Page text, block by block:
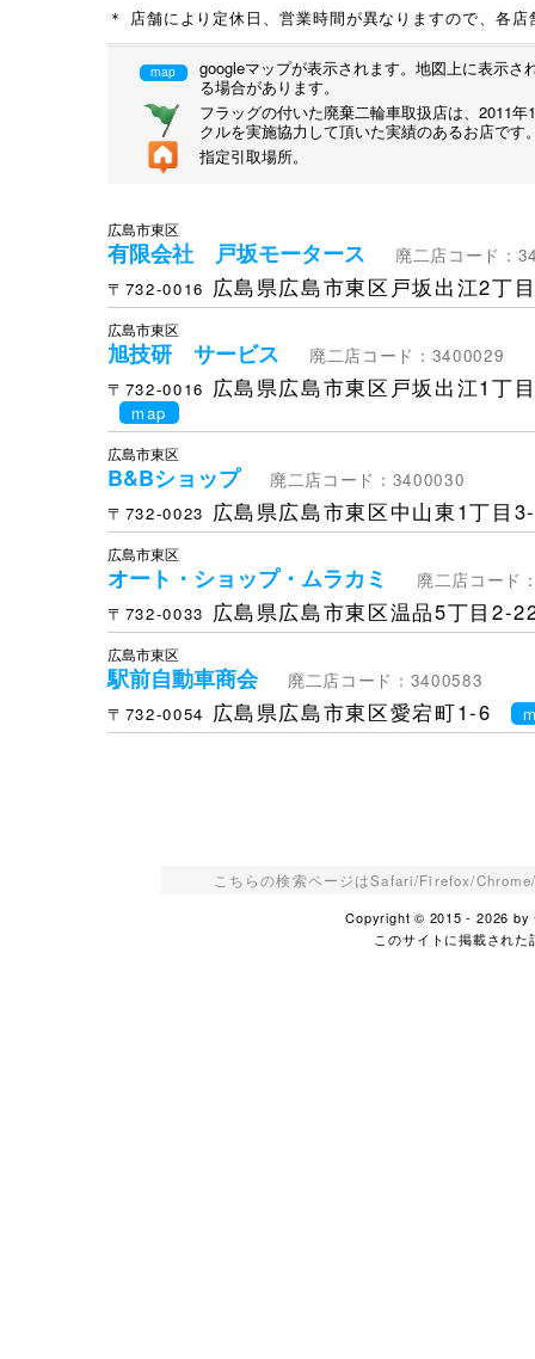
＊ 店舗により定休日、営業時間が異なりますので、各
map
googleマップが表示されます。地図上に表示
る場合があります。
フラッグの付いた廃棄二輪車取扱店は、2011
クルを実施協力して頂いた実績のあるお店です
指定引取場所。
広島市東区
有限会社 戸坂モータース
廃二店コード：
〒732-0016 広島県広島市東区戸坂出江2丁
広島市東区
旭技研 サービス
廃二店コード：3400029
〒732-0016 広島県広島市東区戸坂出江1丁
map
広島市東区
B&Bショップ
廃二店コード：3400030
〒732-0023 広島県広島市東区中山東1丁目
広島市東区
オート・ショップ・ムラカミ
廃二店コード
〒732-0033 広島県広島市東区温品5丁目2-
広島市東区
駅前自動車商会
廃二店コード：3400583
〒732-0054 広島県広島市東区愛宕町1-6
こちらの検索ページはSafari/Firefox/
Copyright © 2015 - 2026 by
このサイトに掲載され